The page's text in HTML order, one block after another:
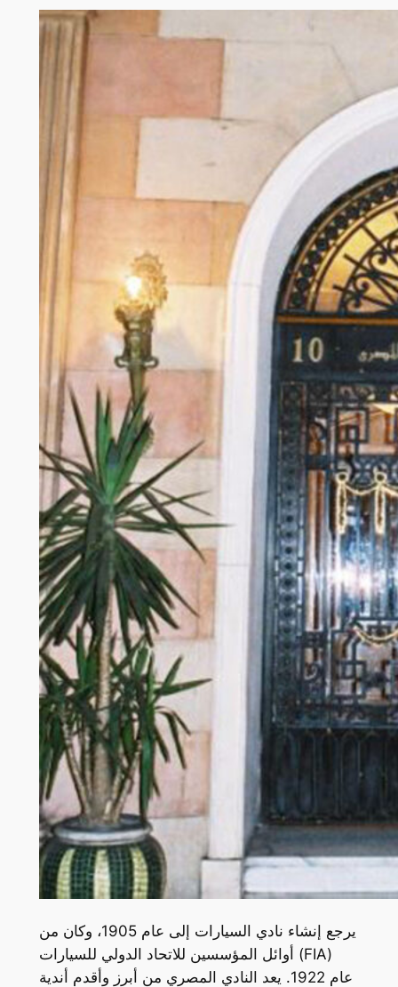
يرجع إنشاء نادي السيارات إلى عام 1905، وكان من
أوائل المؤسسين للاتحاد الدولي للسيارات (FIA)
عام 1922. يعد النادي المصري من أبرز وأقدم أندية